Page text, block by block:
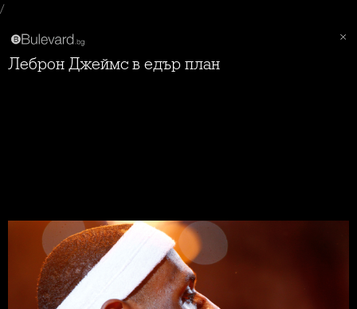
/
Леброн Джеймс в едър план